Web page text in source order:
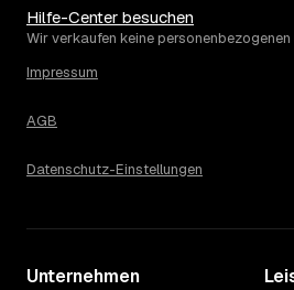
Die Spanne ergibt sich vor allem
Zugänglichkeit: Ein einzelner
Etage ohne Aufzug oder viel
Sondermüllanteil verschieben den
kostenlosen Einschätzung.
Hilfe-Center besuchen
Wir verkaufen keine personenbezogenen
Impressum
AGB
Datenschutz-Einstellungen
Unternehmen